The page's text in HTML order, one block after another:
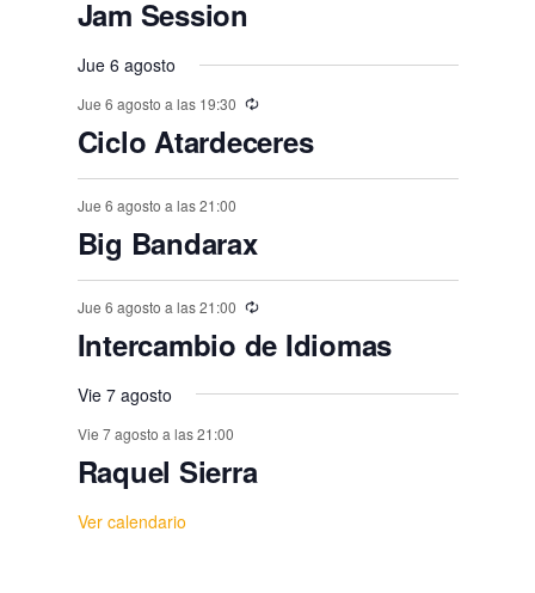
e
n
t
o
s
s
,
s
,
o
s
,
o
s
,
o
,
s
,
s
s
s
t
o
s
,
t
o
s
,
t
o
,
o
s
,
o
,
o
o
o
s
,
o
s
,
o
s
,
o
s
s
s
s
Jam Session
Jue 6 agosto
Jue 6 agosto a las 19:30
Ciclo Atardeceres
Jue 6 agosto a las 21:00
Big Bandarax
Jue 6 agosto a las 21:00
Intercambio de Idiomas
Vie 7 agosto
Vie 7 agosto a las 21:00
Raquel Sierra
Ver calendario